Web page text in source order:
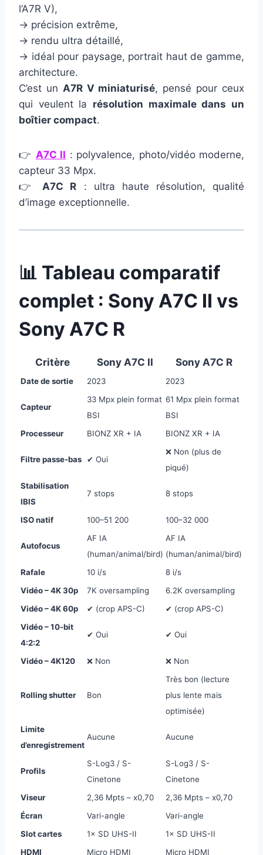
l’A7R V),
→ précision extrême,
→ rendu ultra détaillé,
→ idéal pour paysage, portrait haut de gamme,
architecture.
C’est un A7R V miniaturisé, pensé pour ceux
qui veulent la résolution maximale dans un
boîtier compact.
👉 A7C II : polyvalence, photo/vidéo moderne,
capteur 33 Mpx.
👉A7C R : ultra haute résolution, qualité
d’image exceptionnelle.
📊 Tableau comparatif
complet : Sony A7C II vs
Sony A7C R
Critère Sony A7C II Sony A7C R
Date de sortie 2023 2023
Capteur
33 Mpx plein format
BSI
61 Mpx plein format
BSI
Processeur
BIONZ XR + IA BIONZ XR + IA
Filtre passe-bas ✔ Oui
❌ Non (plus de
piqué)
Stabilisation
IBIS
7 stops 8 stops
ISO natif 100–51 200 100–32 000
Autofocus
AF IA
(human/animal/bird)
AF IA
(human/animal/bird)
Rafale
10 i/s
8 i/s
Vidéo – 4K 30p
7K oversampling
6.2K oversampling
Vidéo – 4K 60p
✔ (crop APS-C)
✔ (crop APS-C)
Vidéo – 10-bit
4:2:2
✔ Oui ✔ Oui
Vidéo – 4K120 ❌ Non ❌ Non
Rolling shutter Bon
Très bon (lecture
plus lente mais
optimisée)
Limite
d’enregistrement
Aucune Aucune
Profils
S-Log3 / S-
Cinetone
S-Log3 / S-
Cinetone
Viseur
2,36 Mpts – x0,70
2,36 Mpts – x0,70
Écran
Vari-angle
Vari-angle
Slot cartes
1× SD UHS-II
1× SD UHS-II
HDMI
Micro HDMI Micro HDMI